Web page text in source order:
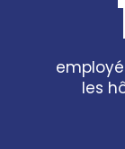
les